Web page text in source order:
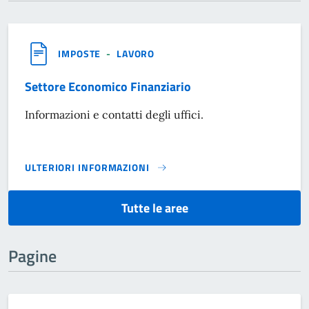
IMPOSTE - LAVORO
Settore Economico Finanziario
Informazioni e contatti degli uffici.
ULTERIORI INFORMAZIONI
SETTORE ECONOMICO FINANZIARIO}
Tutte le aree
Pagine